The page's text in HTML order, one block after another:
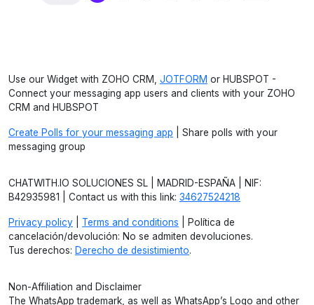
Use our Widget with ZOHO CRM, JOTFORM or HUBSPOT -
Connect your messaging app users and clients with your ZOHO
CRM and HUBSPOT
Create Polls for your messaging app | Share polls with your
messaging group
CHATWITH.IO SOLUCIONES SL | MADRID-ESPAÑA | NIF:
B42935981 | Contact us with this link: 34627524218
Privacy policy Terms and conditions | Política de
cancelación/devolución: No se admiten devoluciones.
Tus derechos: Derecho de desistimiento.
Non-Affiliation and Disclaimer
The WhatsApp trademark, as well as WhatsApp’s Logo and other